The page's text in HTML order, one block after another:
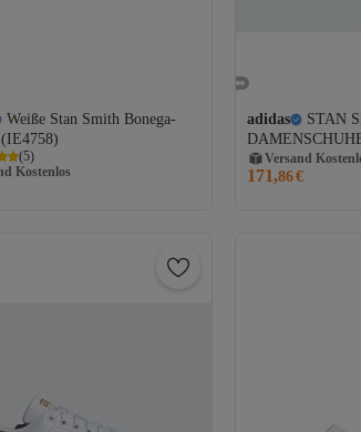
Weiße Stan Smith Bonega-
(IE4758)
(5)
Kostenlos
adidas
STAN
Versand
Gratis Versand
171,86€